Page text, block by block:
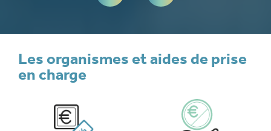
Les organismes et aides de prise
en charge